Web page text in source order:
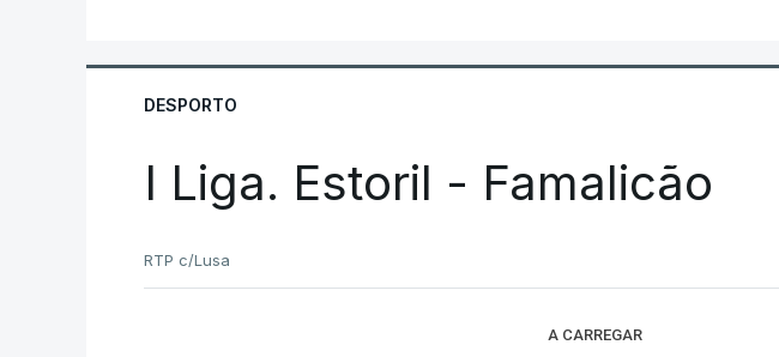
DESPORTO
I Liga. Estoril - Famalicão
RTP c/Lusa
A CARREGAR